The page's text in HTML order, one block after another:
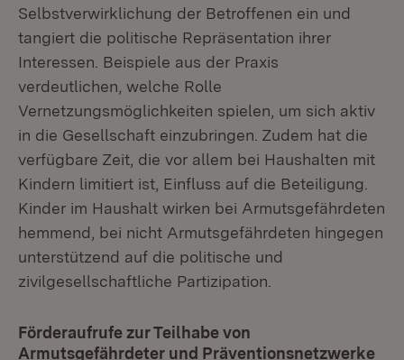
Selbstverwirklichung der Betroffenen ein und
tangiert die politische Repräsentation ihrer
Interessen. Beispiele aus der Praxis
verdeutlichen, welche Rolle
Vernetzungsmöglichkeiten spielen, um sich aktiv
in die Gesellschaft einzubringen. Zudem hat die
verfügbare Zeit, die vor allem bei Haushalten mit
Kindern limitiert ist, Einfluss auf die Beteiligung.
Kinder im Haushalt wirken bei Armutsgefährdeten
hemmend, bei nicht Armutsgefährdeten hingegen
unterstützend auf die politische und
zivilgesellschaftliche Partizipation.
Förderaufrufe zur Teilhabe von
Armutsgefährdeter und Präventionsnetzwerke